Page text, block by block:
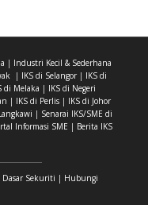
| Industri Kecil & Sederhana
| IKS di Selangor| IKS di
di Melaka | IKS di Negeri
| IKS di Perlis| IKS di Johor
| Senarai IKS/SME di
Informasi SME | Berita IKS
Dasar Sekuriti | Hubungi